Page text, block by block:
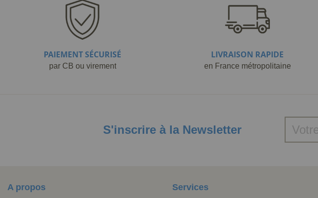
PAIEMENT SÉCURISÉ
par CB ou virement
LIVRAISON RAPIDE
en France métropolitaine
S'inscrire à la Newsletter
A propos Services